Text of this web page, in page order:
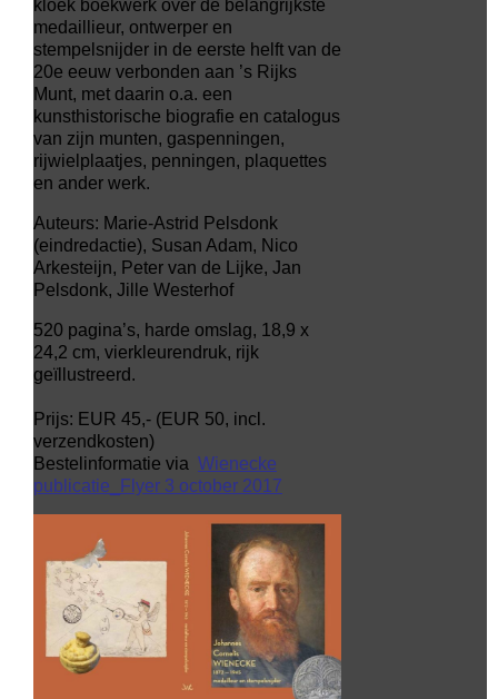
kloek boekwerk over de belangrijkste
medaillieur, ontwerper en
stempelsnijder in de eerste helft van de
20e eeuw verbonden aan ’s Rijks
Munt, met daarin o.a. een
kunsthistorische biografie en catalogus
van zijn munten, gaspenningen,
rijwielplaatjes, penningen, plaquettes
en ander werk.
Auteurs: Marie-Astrid Pelsdonk
(eindredactie), Susan Adam, Nico
Arkesteijn, Peter van de Lijke, Jan
Pelsdonk, Jille Westerhof
520 pagina’s, harde omslag, 18,9 x
24,2 cm, vierkleurendruk, rijk
geïllustreerd.
Prijs: EUR 45,- (EUR 50, incl.
verzendkosten)
Bestelinformatie via Wienecke
publicatie_Flyer 3 october 2017